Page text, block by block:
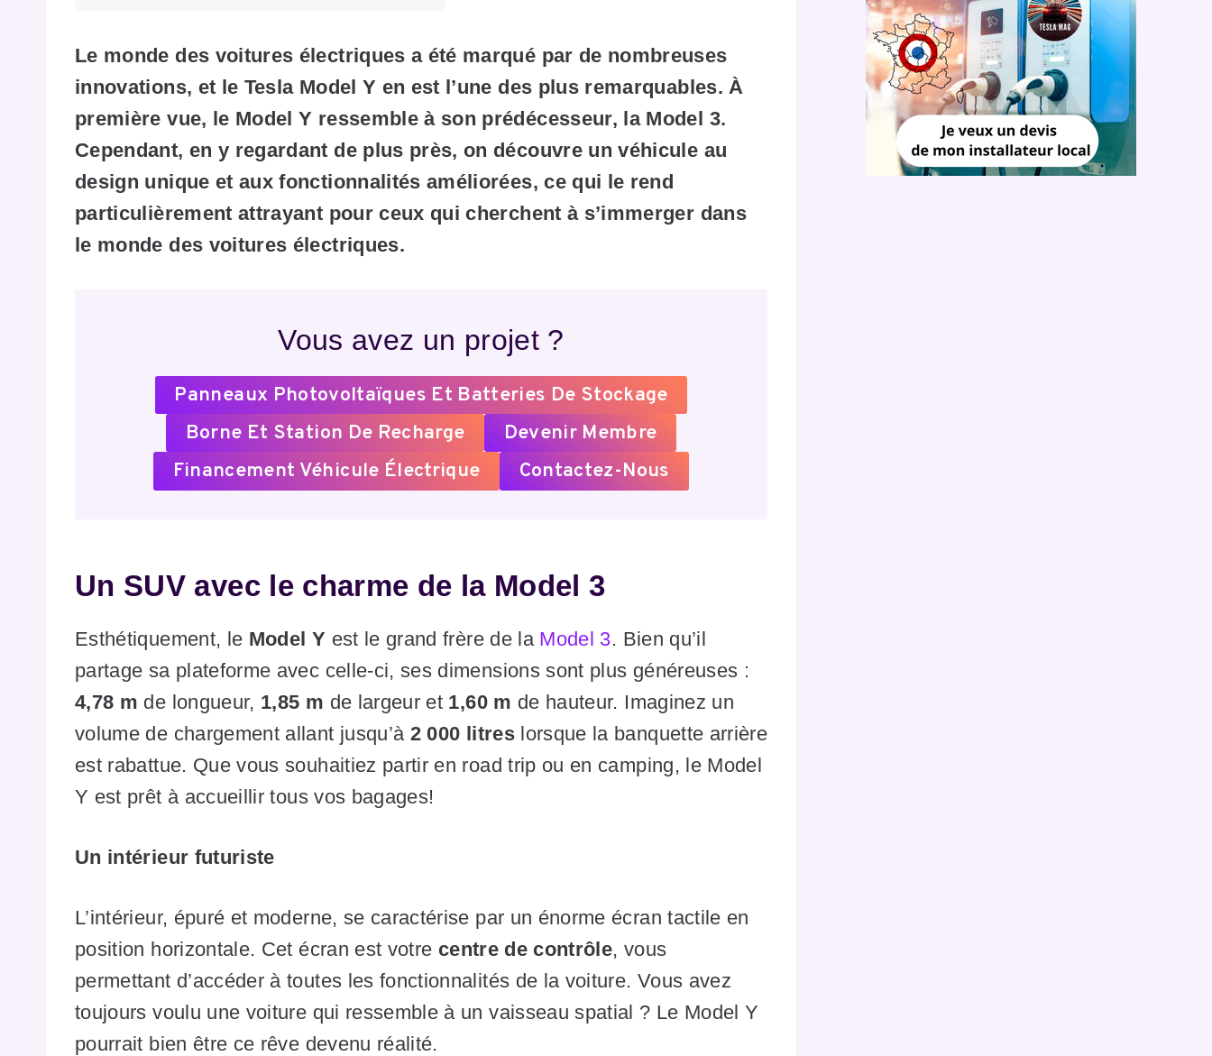
Le monde des voitures électriques a été marqué par de nombreuses
innovations, et le Tesla Model Y en est l’une des plus remarquables. À
première vue, le Model Y ressemble à son prédécesseur, la Model 3.
Cependant, en y regardant de plus près, on découvre un véhicule au
design unique et aux fonctionnalités améliorées, ce qui le rend
particulièrement attrayant pour ceux qui cherchent à s’immerger dans
le monde des voitures électriques.
Vous avez un projet ?
Panneaux Photovoltaïques Et Batteries De Stockage
Borne Et Station De Recharge
Devenir Membre
Financement Véhicule Électrique
Contactez-Nous
Un SUV avec le charme de la Model 3
Esthétiquement, le Model Y est le grand frère de la Model 3. Bien qu’il
partage sa plateforme avec celle-ci, ses dimensions sont plus généreuses :
4,78 m de longueur, 1,85 m de largeur et 1,60 m de hauteur. Imaginez un
volume de chargement allant jusqu’à 2 000 litreslorsque la banquette arrière
est rabattue. Que vous souhaitiez partir en road trip ou en camping, le Model
Y est prêt à accueillir tous vos bagages!
Un intérieur futuriste
L’intérieur, épuré et moderne, se caractérise par un énorme écran tactile en
position horizontale. Cet écran est votre centre de contrôle, vous
permettant d’accéder à toutes les fonctionnalités de la voiture. Vous avez
toujours voulu une voiture qui ressemble à un vaisseau spatial ? Le Model Y
pourrait bien être ce rêve devenu réalité.